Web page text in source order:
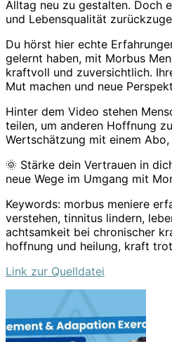
Alltag neu zu gestalten. Doch
und Lebensqualität
Du hörst hier echte
gelernt haben, mit Morbus
kraftvoll und zuversichtlich.
Mut machen und neue
Hinter dem Video stehen
teilen, um anderen Hoffnung
Wertschätzung mit einem
🌞 Stärke dein Vertrauen in
neue Wege im Umgang mit
Keywords: morbus meniere
verstehen, tinnitus lindern,
achtsamkeit bei chronischer
hoffnung und heilung, kraft
Link zur Quelldatei